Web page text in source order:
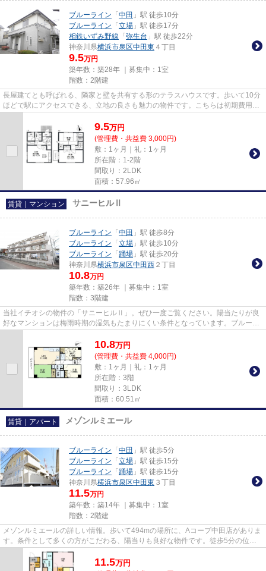
ブルーライン 「 中田 」駅 徒歩10分
ブルーライン 「 立場 」駅 徒歩17分
相鉄いずみ野線 「 弥生台 」駅 徒歩22分
神奈川県横浜市泉区中田東 ４丁目
9.5万円
築年数：築28年 ｜募集中： 1室
階数：2階建
長屋建てとも呼ばれる、隣家と壁を共有する形のテラスハウスです。歩いて10分
ほどで駅にアクセスできる、立地の良さも魅力の物件です。こちらは初期費用を
9.5万円
(管理費・共益費 3,000円)
敷：1ヶ月｜礼：1ヶ月
所在階：1-2階
間取り：2LDK
面積：57.96㎡
賃貸｜マンション サニーヒルⅡ
ブルーライン 「 中田 」駅 徒歩8分
ブルーライン 「 立場 」駅 徒歩10分
ブルーライン 「 踊場 」駅 徒歩20分
神奈川県横浜市泉区中田西 ２丁目
10.8万円
築年数：築26年 ｜募集中： 1室
階数：3階建
当社イチオシの物件の「サニーヒルⅡ」。ぜひ一度ご覧ください。陽当たりが良
好なマンションは梅雨時期の湿気もたまりにくい条件となっています。ブルーラ
10.8万円
(管理費・共益費 4,000円)
敷：1ヶ月｜礼：1ヶ月
所在階：3階
間取り：3LDK
面積：60.51㎡
賃貸｜アパート メゾンルミエール
ブルーライン 「 中田 」駅 徒歩5分
ブルーライン 「 立場 」駅 徒歩15分
ブルーライン 「 踊場 」駅 徒歩15分
神奈川県横浜市泉区中田東 ３丁目
11.5万円
築年数：築14年 ｜募集中： 1室
階数：2階建
メゾンルミエールの詳しい情報。歩いて494mの場所に、Aコープ中田店がありま
す。条件として多くの方がこだわる、陽当りも良好な物件です。徒歩5分の位置
に駅がある物件です。045-438-9...
11.5万円